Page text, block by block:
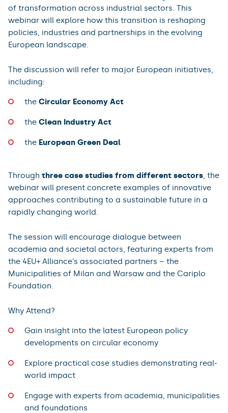
of transformation across industrial sectors. This
webinar will explore how this transition is reshaping
policies, industries and partnerships in the evolving
European landscape.
The discussion will refer to major European initiatives,
including:
the Circular Economy Act
the Clean Industry Act
the European Green Deal
Through three case studies from different sectors , the
webinar will present concrete examples of innovative
approaches contributing to a sustainable future in a
rapidly changing world.
The session will encourage dialogue between
academia and societal actors, featuring experts from
the 4EU+ Alliance’s associated partners – the
Municipalities of Milan and Warsaw and the Cariplo
Foundation.
Why Attend?
Gain insight into the latest European policy
developments on circular economy
Explore practical case studies demonstrating real-
world impact
Engage with experts from academia, municipalities
and foundations